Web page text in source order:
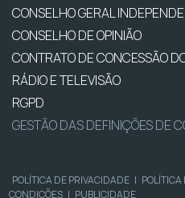
CONSELHO GERAL
CONSELHO DE OPINIÃO
CONTRATO DE CONCESSÃO
RÁDIO E TELEVISÃO
RGPD
GESTÃO DAS DEFINIÇÕES DE
POLÍTICA DE PRIVACIDADE | POLÍTICA
CONDIÇÕES | PUBLICIDADE